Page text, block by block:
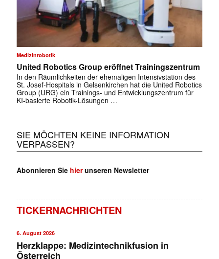
Medizinrobotik
United Robotics Group eröffnet Trainingszentrum
In den Räumlichkeiten der ehemaligen Intensivstation des
St. Josef-Hospitals in Gelsenkirchen hat die United Robotics
Group (URG) ein Trainings- und Entwicklungszentrum für
KI-basierte Robotik-Lösungen …
SIE MÖCHTEN KEINE INFORMATION
VERPASSEN?
Abonnieren Sie hierunseren Newsletter
TICKERNACHRICHTEN
6. August 2026
Herzklappe: Medizintechnikfusion in
Österreich